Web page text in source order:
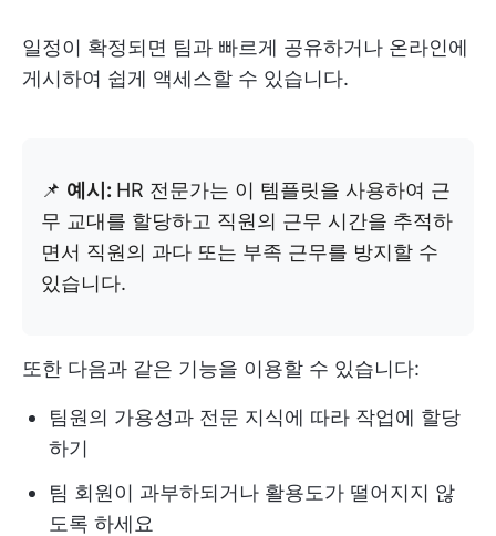
일정이 확정되면 팀과 빠르게 공유하거나 온라인에
게시하여 쉽게 액세스할 수 있습니다.
📌 예시: HR 전문가는 이 템플릿을 사용하여 근
무 교대를 할당하고 직원의 근무 시간을 추적하
면서 직원의 과다 또는 부족 근무를 방지할 수
있습니다.
또한 다음과 같은 기능을 이용할 수 있습니다:
팀원의 가용성과 전문 지식에 따라 작업에 할당
하기
팀 회원이 과부하되거나 활용도가 떨어지지 않
도록 하세요